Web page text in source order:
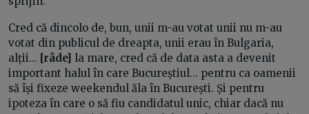
Cred că dincolo de, bun, unii m-au votat unii nu m-au
votat din publicul de dreapta, unii erau în Bulgaria,
alții… [râde] la mare, cred că de data asta a devenit
important halul în care Bucureștiul… pentru ca oamenii
să își fixeze weekendul ăla în București. Și pentru
ipoteza în care o să fiu candidatul unic, chiar dacă nu